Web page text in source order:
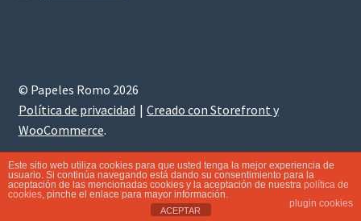
© Papeles Romo 2026
Política de privacidad
Creado con Storefront y
WooCommerce.
Buscar
Buscar
0
Este sitio web utiliza cookies para que usted tenga la mejor experiencia de
usuario. Si continúa navegando está dando su consentimiento para la
aceptación de las mencionadas cookies y la aceptación de nuestra política de
cookies, pinche el enlace para mayor información.
plugin cookies
ACEPTAR